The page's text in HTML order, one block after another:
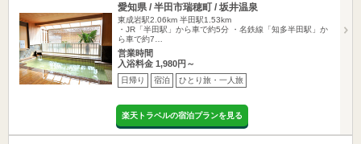
愛知県 / 半田市瑞穂町 / 坂井温泉
東成岩駅2.06km 半田駅1.53km
・JR「半田駅」から車で約5分 ・名鉄線「知多半田駅」か
ら車で約7…
営業時間
入浴料金 1,980円～
日帰り 宿泊 ひとり旅・一人旅
楽天トラベルの宿泊プランを見る